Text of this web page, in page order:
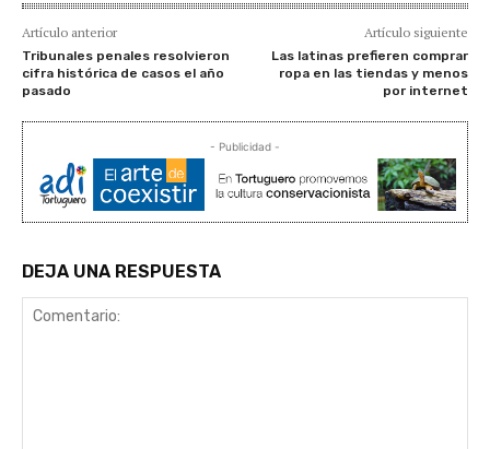
Artículo anterior
Tribunales penales resolvieron
cifra histórica de casos el año
pasado
Artículo siguiente
Las latinas prefieren comprar
ropa en las tiendas y menos
por internet
- Publicidad -
DEJA UNA RESPUESTA